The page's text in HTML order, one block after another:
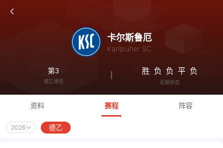
卡尔斯鲁厄
Karlsruher SC
第3
德乙排名
胜 负 负 平 负
近期状态
资料 赛程 阵容
2026 德乙